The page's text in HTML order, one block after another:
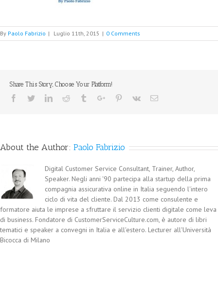
By Paolo Fabrizio | Luglio 11th, 2015 | 0 Comments
Share This Story, Choose Your Platform!
About the Author: Paolo Fabrizio
Digital Customer Service Consultant, Trainer, Author,
Speaker. Negli anni '90 partecipa alla startup della prima
compagnia assicurativa online in Italia seguendo l'intero
ciclo di vita del cliente. Dal 2013 come consulente e
formatore aiuta le imprese a sfruttare il servizio clienti digitale come leva
di business. Fondatore di CustomerServiceCulture.com, è autore di libri
tematici e speaker a convegni in Italia e all'estero. Lecturer all'Università
Bicocca di Milano